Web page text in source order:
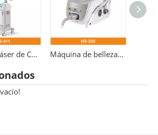
Máquina láser de CO2 3 en 1 Láser fraccional de 10600 nm Máquina de belleza 532nm para eliminación de tatuajes con láser Pico láser Nd Yag Q-switch